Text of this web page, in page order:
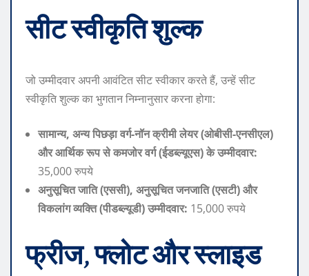
सीट स्वीकृति शुल्क
जो उम्मीदवार अपनी आवंटित सीट स्वीकार करते हैं, उन्हें सीट
स्वीकृति शुल्क का भुगतान निम्नानुसार करना होगा:
सामान्य, अन्य पिछड़ा वर्ग-नॉन क्रीमी लेयर (ओबीसी-एनसीएल)
और आर्थिक रूप से कमजोर वर्ग (ईडब्ल्यूएस) के उम्मीदवार:
35,000 रुपये
अनुसूचित जाति (एससी), अनुसूचित जनजाति (एसटी) और
विकलांग व्यक्ति (पीडब्ल्यूडी) उम्मीदवार: 15,000 रुपये
फ्रीज, फ्लोट और स्लाइड